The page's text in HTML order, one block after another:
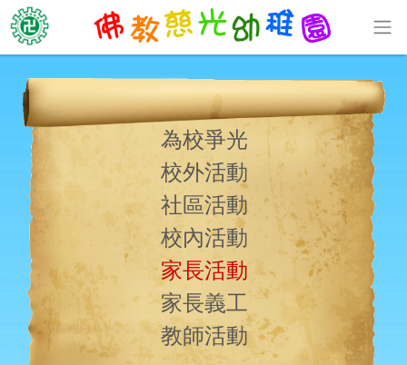
為校爭光
校外活動
社區活動
校內活動
家長活動
家長義工
教師活動